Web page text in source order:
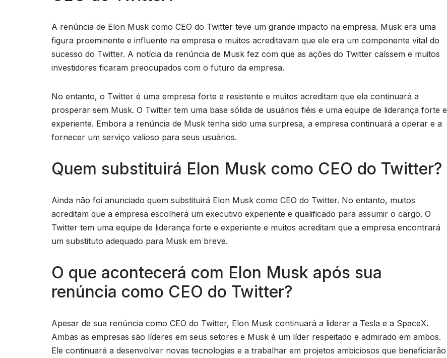
A renúncia de Elon Musk como CEO do Twitter teve um grande impacto na empresa. Musk era uma
figura proeminente e influente na empresa e muitos acreditavam que ele era um componente vital do
sucesso do Twitter. A notícia da renúncia de Musk fez com que as ações do Twitter caíssem e muitos
investidores ficaram preocupados com o futuro da empresa.
No entanto, o Twitter é uma empresa forte e resistente e muitos acreditam que ela continuará a
prosperar sem Musk. O Twitter tem uma base sólida de usuários fiéis e uma equipe de liderança forte e
experiente. Embora a renúncia de Musk tenha sido uma surpresa, a empresa continuará a operar e a
fornecer um serviço valioso para seus usuários.
Quem substituirá Elon Musk como CEO do Twitter?
Ainda não foi anunciado quem substituirá Elon Musk como CEO do Twitter. No entanto, muitos
acreditam que a empresa escolherá um executivo experiente e qualificado para assumir o cargo. O
Twitter tem uma equipe de liderança forte e experiente e muitos acreditam que a empresa encontrará
um substituto adequado para Musk em breve.
O que acontecerá com Elon Musk após sua
renúncia como CEO do Twitter?
Apesar de sua renúncia como CEO do Twitter, Elon Musk continuará a liderar a Tesla e a SpaceX.
Ambas as empresas são líderes em seus setores e Musk é um líder respeitado e admirado em ambos.
Ele continuará a desenvolver novas tecnologias e a trabalhar em projetos ambiciosos que beneficiarão